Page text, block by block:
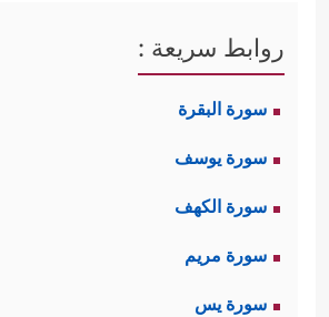
روابط سريعة :
سورة البقرة
سورة يوسف
سورة الكهف
سورة مريم
سورة يس